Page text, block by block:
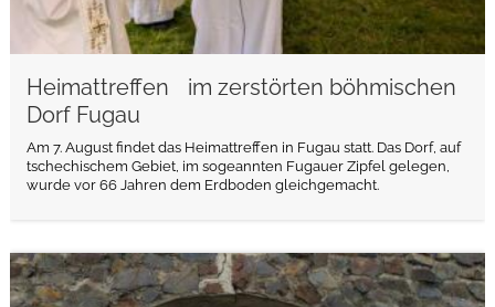
Heimattreffen im zerstörten böhmischen
Dorf Fugau
Am 7. August findet das Heimattreffen in Fugau statt. Das Dorf, auf
tschechischem Gebiet, im sogeannten Fugauer Zipfel gelegen,
wurde vor 66 Jahren dem Erdboden gleichgemacht.
weiterlesen